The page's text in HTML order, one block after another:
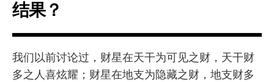
结果？
我们以前讨论过，财星在天干为可见之财，天干财
多之人喜炫耀；财星在地支为隐藏之财，地支财多